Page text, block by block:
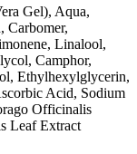
Gel), Aqua,
Carbomer,
Linalool,
Camphor,
Ethylhexylglycerin,
Acid, Sodium
Officinalis
Leaf Extract